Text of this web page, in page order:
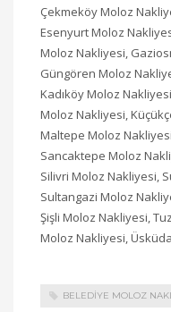
Çekmeköy Moloz
Esenyurt Moloz
Moloz Nakliyesi,
Güngören Moloz
Kadıköy Moloz
Moloz Nakliyesi,
Maltepe Moloz
Sancaktepe Moloz
Silivri Moloz Nakliyesi,
Sultangazi Moloz
Şişli Moloz Nakliyesi,
Moloz Nakliyesi,
BELEDIYE MOLOZ